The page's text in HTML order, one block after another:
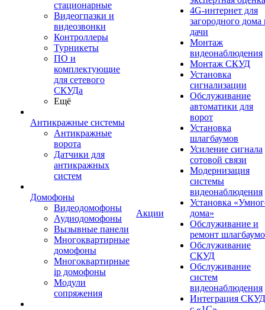
стационарные
Видеогпазки и
видеозвонки
Контроллеры
Турникеты
ПО и
комплектующие
для сетевого
СКУДа
Ещё
Антикражные системы
Антикражные
ворота
Датчики для
антикражных
систем
Домофоны
Видеодомофоны
Аудиодомофоны
Вызывные панели
Многоквартирные
домофоны
Многоквартирные
ip домофоны
Модули
сопряжения
Акции
4G-интернет для
загородного дома
дачи
Монтаж
видеонаблюдения
Монтаж СКУД
Установка
сигнализации
Обслуживание
автоматики для
ворот
Установка
шлагбаумов
Усиление сигнала
сотовой связи
Модернизация
системы
видеонаблюдения
Установка
дома»
Обслуживание и
ремонт
Обслуживание
СКУД
Обслуживание
систем
видеонаблюдения
Интеграция СКУД